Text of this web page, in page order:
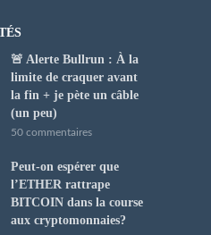
🚨 Alerte Bullrun : À la
limite de craquer avant
la fin + je pète un câble
(un peu)
50 commentaires
Peut-on espérer que
l’ETHER rattrape
BITCOIN dans la course
aux cryptomonnaies?